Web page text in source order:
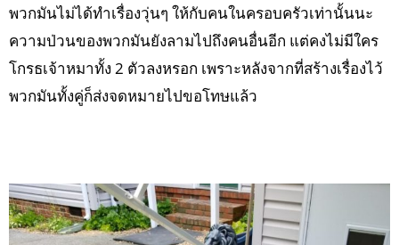
พวกมันไม่ได้ทำเรื่องวุ่นๆ ให้กับคนในครอบครัวเท่านั้นนะ
ความป่วนของพวกมันยังลามไปถึงคนอื่นอีก แต่คงไม่มีใคร
โกรธเจ้าหมาทั้ง 2 ตัวลงหรอก เพราะหลังจากที่สร้างเรื่องไว้
พวกมันทั้งคู่ก็ส่งจดหมายไปขอโทษแล้ว